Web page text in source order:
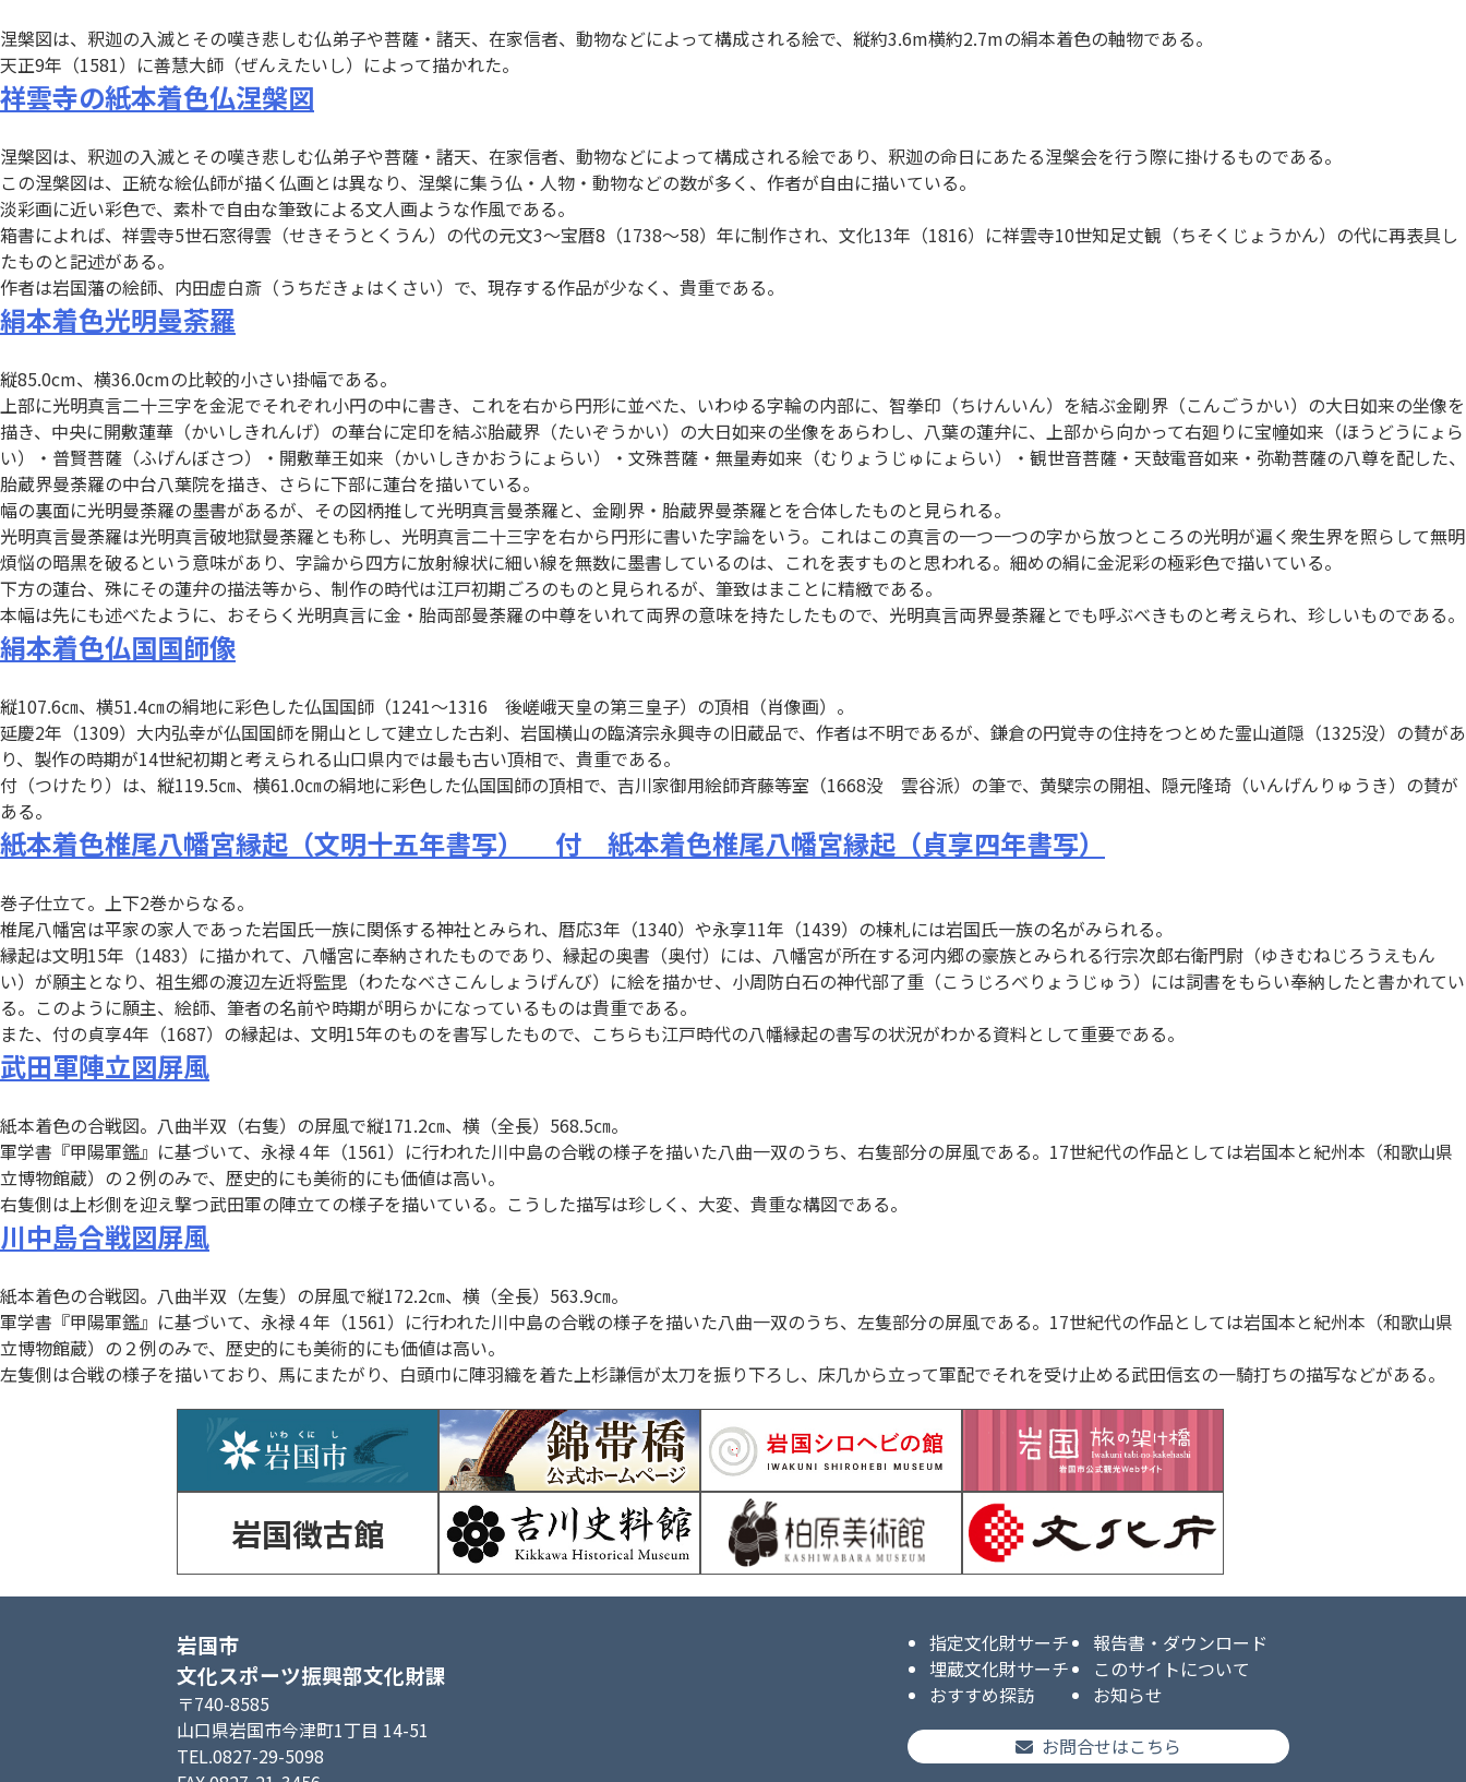
涅槃図は、釈迦の入滅とその嘆き悲しむ仏弟子や菩薩・諸天、在家信者、動物などによって構成される絵で、縦約3.6m横約2.7mの絹本着色の軸物である。
天正9年（1581）に善慧大師（ぜんえたいし）によって描かれた。
祥雲寺の紙本着色仏涅槃図
涅槃図は、釈迦の入滅とその嘆き悲しむ仏弟子や菩薩・諸天、在家信者、動物などによって構成される絵であり、釈迦の命日にあたる涅槃会を行う際に掛けるものである。
この涅槃図は、正統な絵仏師が描く仏画とは異なり、涅槃に集う仏・人物・動物などの数が多く、作者が自由に描いている。
淡彩画に近い彩色で、素朴で自由な筆致による文人画ような作風である。
箱書によれば、祥雲寺5世石窓得雲（せきそうとくうん）の代の元文3～宝暦8（1738～58）年に制作され、文化13年（1816）に祥雲寺10世知足丈観（ちそくじょうかん）の代に再表具し
たものと記述がある。
作者は岩国藩の絵師、内田虚白斎（うちだきょはくさい）で、現存する作品が少なく、貴重である。
絹本着色光明曼荼羅
縦85.0cm、横36.0cmの比較的小さい掛幅である。
上部に光明真言二十三字を金泥でそれぞれ小円の中に書き、これを右から円形に並べた、いわゆる字輪の内部に、智拳印（ちけんいん）を結ぶ金剛界（こんごうかい）の大日如来の坐像を
描き、中央に開敷蓮華（かいしきれんげ）の華台に定印を結ぶ胎蔵界（たいぞうかい）の大日如来の坐像をあらわし、八葉の蓮弁に、上部から向かって右廻りに宝幢如来（ほうどうにょら
い）・普賢菩薩（ふげんぼさつ）・開敷華王如来（かいしきかおうにょらい）・文殊菩薩・無量寿如来（むりょうじゅにょらい）・観世音菩薩・天鼓電音如来・弥勒菩薩の八尊を配した、
胎蔵界曼荼羅の中台八葉院を描き、さらに下部に蓮台を描いている。
幅の裏面に光明曼荼羅の墨書があるが、その図柄推して光明真言曼荼羅と、金剛界・胎蔵界曼荼羅とを合体したものと見られる。
光明真言曼荼羅は光明真言破地獄曼荼羅とも称し、光明真言二十三字を右から円形に書いた字論をいう。これはこの真言の一つ一つの字から放つところの光明が遍く衆生界を照らして無明
煩悩の暗黒を破るという意味があり、字論から四方に放射線状に細い線を無数に墨書しているのは、これを表すものと思われる。細めの絹に金泥彩の極彩色で描いている。
下方の蓮台、殊にその蓮弁の描法等から、制作の時代は江戸初期ごろのものと見られるが、筆致はまことに精緻である。
本幅は先にも述べたように、おそらく光明真言に金・胎両部曼荼羅の中尊をいれて両界の意味を持たしたもので、光明真言両界曼荼羅とでも呼ぶべきものと考えられ、珍しいものである。
絹本着色仏国国師像
縦107.6㎝、横51.4㎝の絹地に彩色した仏国国師（1241～1316 後嵯峨天皇の第三皇子）の頂相（肖像画）。
延慶2年（1309）大内弘幸が仏国国師を開山として建立した古刹、岩国横山の臨済宗永興寺の旧蔵品で、作者は不明であるが、鎌倉の円覚寺の住持をつとめた霊山道隠（1325没）の賛があ
り、製作の時期が14世紀初期と考えられる山口県内では最も古い頂相で、貴重である。
付（つけたり）は、縦119.5㎝、横61.0㎝の絹地に彩色した仏国国師の頂相で、吉川家御用絵師斉藤等室（1668没 雲谷派）の筆で、黄檗宗の開祖、隠元隆琦（いんげんりゅうき）の賛が
ある。
紙本着色椎尾八幡宮縁起（文明十五年書写） 付 紙本着色椎尾八幡宮縁起（貞享四年書写）
巻子仕立て。上下2巻からなる。
椎尾八幡宮は平家の家人であった岩国氏一族に関係する神社とみられ、暦応3年（1340）や永享11年（1439）の棟札には岩国氏一族の名がみられる。
縁起は文明15年（1483）に描かれて、八幡宮に奉納されたものであり、縁起の奥書（奥付）には、八幡宮が所在する河内郷の豪族とみられる行宗次郎右衛門尉（ゆきむねじろうえもん
い）が願主となり、祖生郷の渡辺左近将監毘（わたなべさこんしょうげんび）に絵を描かせ、小周防白石の神代部了重（こうじろべりょうじゅう）には詞書をもらい奉納したと書かれてい
る。このように願主、絵師、筆者の名前や時期が明らかになっているものは貴重である。
また、付の貞享4年（1687）の縁起は、文明15年のものを書写したもので、こちらも江戸時代の八幡縁起の書写の状況がわかる資料として重要である。
武田軍陣立図屏風
紙本着色の合戦図。八曲半双（右隻）の屏風で縦171.2㎝、横（全長）568.5㎝。
軍学書『甲陽軍鑑』に基づいて、永禄４年（1561）に行われた川中島の合戦の様子を描いた八曲一双のうち、右隻部分の屏風である。17世紀代の作品としては岩国本と紀州本（和歌山県
立博物館蔵）の２例のみで、歴史的にも美術的にも価値は高い。
右隻側は上杉側を迎え撃つ武田軍の陣立ての様子を描いている。こうした描写は珍しく、大変、貴重な構図である。
川中島合戦図屏風
紙本着色の合戦図。八曲半双（左隻）の屏風で縦172.2㎝、横（全長）563.9㎝。
軍学書『甲陽軍鑑』に基づいて、永禄４年（1561）に行われた川中島の合戦の様子を描いた八曲一双のうち、左隻部分の屏風である。17世紀代の作品としては岩国本と紀州本（和歌山県
立博物館蔵）の２例のみで、歴史的にも美術的にも価値は高い。
左隻側は合戦の様子を描いており、馬にまたがり、白頭巾に陣羽織を着た上杉謙信が太刀を振り下ろし、床几から立って軍配でそれを受け止める武田信玄の一騎打ちの描写などがある。
岩国徴古館
岩国市
文化スポーツ振興部文化財課
〒740-8585
山口県岩国市今津町1丁目 14-51
TEL.0827-29-5098
指定文化財サーチ
報告書・ダウンロード
埋蔵文化財サーチ
このサイトについて
おすすめ探訪
お知らせ
お問合せはこちら